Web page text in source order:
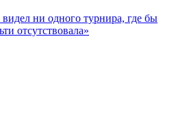
ни одного турнира, где бы
отсутствовала»